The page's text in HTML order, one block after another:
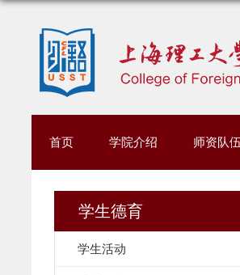
首页 学院介绍 师资队伍
学生德育
学生活动